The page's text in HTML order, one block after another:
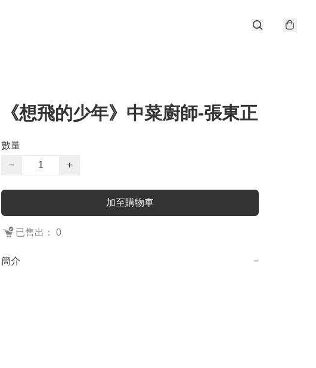
《想飛的少年》中菜廚師-張東正
數量
−
+
加至購物車
已售出： 0
簡介 −